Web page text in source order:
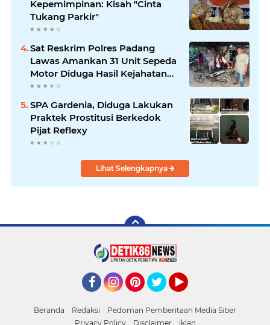
Kepemimpinan: Kisah "Cinta
Tukang Parkir"
Sat Reskrim Polres Padang
Lawas Amankan 31 Unit Sepeda
Motor Diduga Hasil Kejahatan
dari Rumah Warga di Pasar
SPA Gardenia, Diduga Lakukan
Praktek Prostitusi Berkedok
Pijat Reflexy
Lihat Selengkapnya
Beranda Redaksi
Pedoman Pemberitaan Media Siber
Privacy Policy
Disclaimer iklan